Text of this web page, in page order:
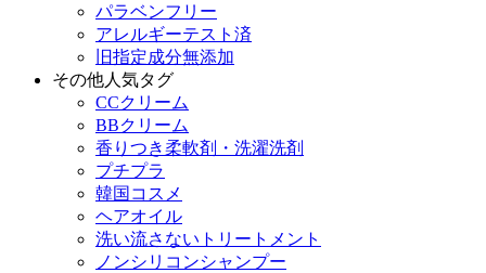
パラベンフリー
アレルギーテスト済
旧指定成分無添加
その他人気タグ
CCクリーム
BBクリーム
香りつき柔軟剤・洗濯洗剤
プチプラ
韓国コスメ
ヘアオイル
洗い流さないトリートメント
ノンシリコンシャンプー